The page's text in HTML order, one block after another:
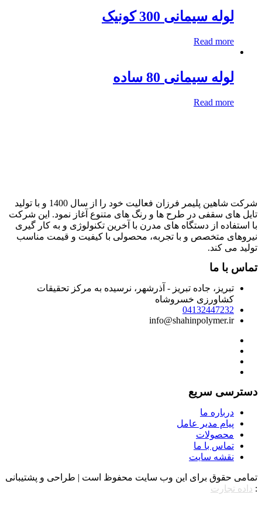
لوله سیمانی 300 کونیک
Read more
لوله سیمانی 80 ساده
Read more
شرکت شاهین پلیمر فرزان فعالیت خود را از سال 1400 و با تولید
تایل های سقفی در طرح ها و رنگ های متنوع آغاز نمود. این شرکت
با استفاده از دستگاه های مدرن با آخرین تکنولوژی و به کار گیری
نیروهای متخصص و با تجربه، محصولی با کیفیت و قیمت مناسب
تولید می کند.
تماس با ما
تبریز، جاده تبریز - آذرشهر، نرسیده به مرکز تحقیقات
کشاورزی خسروشاه
04132447232
info@shahinpolymer.ir
دسترسی سریع
درباره ما
پیام مدیر عامل
محصولات
تماس با ما
نقشه سایت
تمامی حقوق برای این وب سایت محفوظ است | طراحی و پشتیبانی
داده تجارت